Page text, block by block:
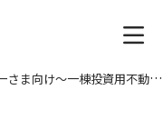
け～一棟投資用不動産の投資プ…